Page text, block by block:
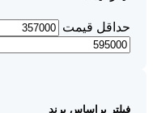
حداقل قیمت
فیلتر براساس برند